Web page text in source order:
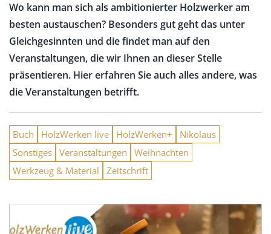
Wo kann man sich als ambitionierter Holzwerker am
besten austauschen? Besonders gut geht das unter
Gleichgesinnten und die findet man auf den
Veranstaltungen, die wir Ihnen an dieser Stelle
präsentieren. Hier erfahren Sie auch alles andere, was
die Veranstaltungen betrifft.
Buch HolzWerken live HolzWerken+
Nikolaus
Sonstiges Veranstaltungen
Weihnachten
Werkzeug & Material
Zeitschrift